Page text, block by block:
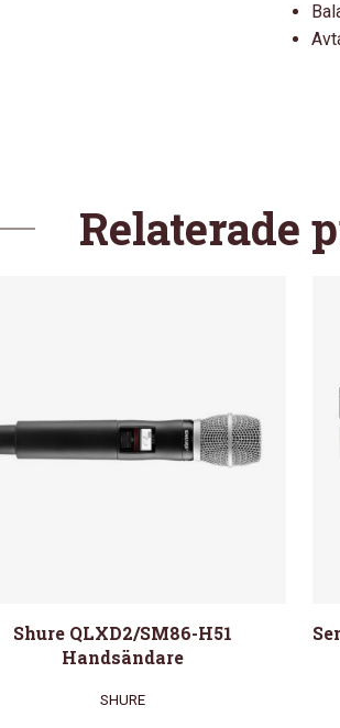
Relaterade
Shure QLXD2/SM86-H51
Handsändare
SHURE